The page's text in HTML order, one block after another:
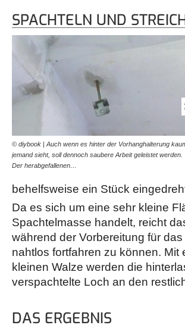
SPACHTELN UND
© diybook | Auch wenn es hinter der Vorhanghalterung
jemand sieht, soll dennoch saubere Arbeit geleistet werden.
Der herabgefallenen…
behelfsweise ein Stück
Da es sich um eine sehr kleine
Spachtelmasse handelt, reicht
während der Vorbereitung für
nahtlos fortfahren zu können.
kleinen Walze werden die
verspachtelte Loch an den
DAS ERGEBNIS